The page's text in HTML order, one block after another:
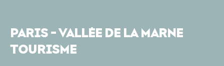
PARIS - VALLÉE DE LA MARNE
TOURISME